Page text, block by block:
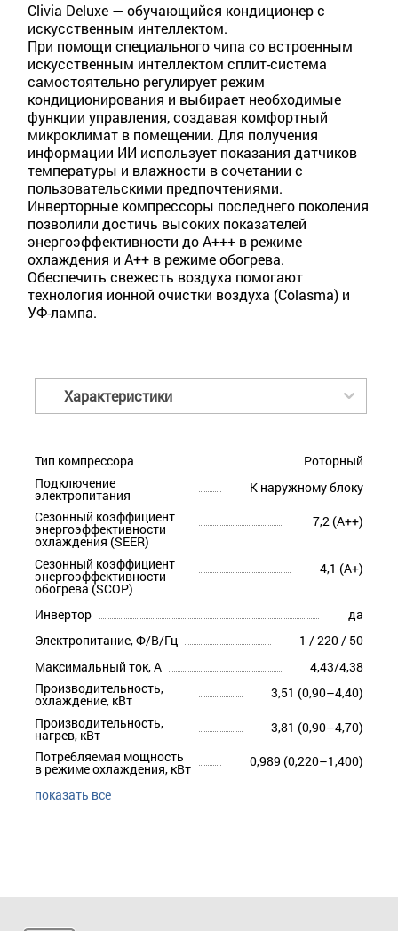
Clivia Deluxe — обучающийся кондиционер с
искусственным интеллектом.
При помощи специального чипа со встроенным
искусственным интеллектом сплит-система
самостоятельно регулирует режим
кондиционирования и выбирает необходимые
функции управления, создавая комфортный
микроклимат в помещении. Для получения
информации ИИ использует показания датчиков
температуры и влажности в сочетании с
пользовательскими предпочтениями.
Инверторные компрессоры последнего поколения
позволили достичь высоких показателей
энергоэффективности до А+++ в режиме
охлаждения и А++ в режиме обогрева.
Обеспечить свежесть воздуха помогают
технология ионной очистки воздуха (Colasma) и
УФ-лампа.
Характеристики
Тип компрессора
Роторный
Подключение
электропитания
К наружному блоку
Сезонный коэффициент
энергоэффективности
охлаждения (SEER)
7,2 (A++)
Сезонный коэффициент
энергоэффективности
обогрева (SCOP)
4,1 (A+)
Инвертор
да
Электропитание, Ф/В/Гц
1 / 220 / 50
Максимальный ток, А
4,43/4,38
Производительность,
охлаждение, кВт
3,51 (0,90–4,40)
Производительность,
нагрев, кВт
3,81 (0,90–4,70)
Потребляемая мощность
в режиме охлаждения, кВт 0,989 (0,220–1,400)
показать все